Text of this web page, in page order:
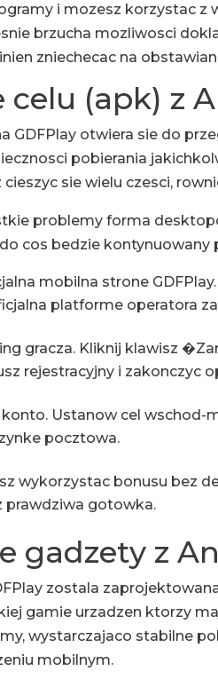
i mozesz korzystac z
brzucha mozliwosci
zniechecac na
celu (apk) z
GDFPlay otwiera sie do
pobierania
sie wielu czesci,
problemy forma
cos bedzie kontynuowany
mobilna strone
platforme operatora
gracza. Kliknij klawisz
rejestracyjny i zakonczyc
Ustanow cel wschod-
pocztowa.
wykorzystac bonusu bez
prawdziwa gotowka.
gadzety z
zostala
gamie urzadzen ktorzy
wystarczajaco stabilne
mobilnym.